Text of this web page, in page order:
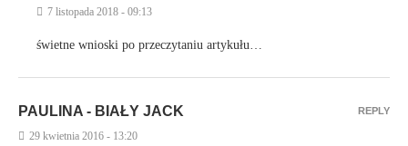
7 listopada 2018 - 09:13
świetne wnioski po przeczytaniu artykułu…
PAULINA - BIAŁY JACK
29 kwietnia 2016 - 13:20
REPLY